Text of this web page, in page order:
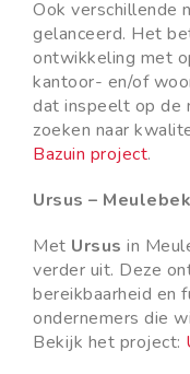
Ook verschillende
gelanceerd. Het
ontwikkeling met
kantoor- en/of
dat inspeelt op de
zoeken naar
Bazuin project.
Ursus –
Met Ursus in
verder uit. Deze
bereikbaarheid en
ondernemers die
Bekijk het project: